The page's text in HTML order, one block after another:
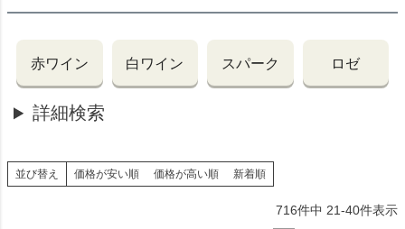
赤ワイン 白ワイン スパーク ロゼ
詳細検索
並び替え 価格が安い順 価格が高い順 新着順
716件中 21-40件表示